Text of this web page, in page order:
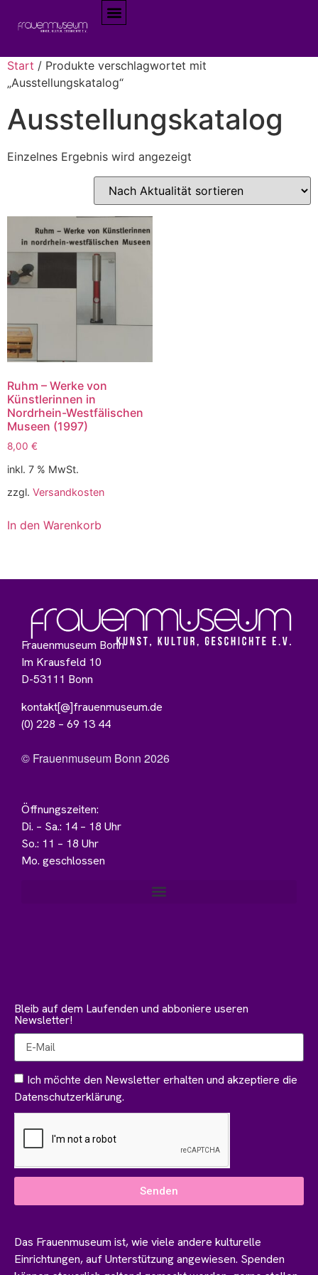
Start / Produkte verschlagwortet mit
„Ausstellungskatalog“
Ausstellungskatalog
Einzelnes Ergebnis wird angezeigt
Ruhm – Werke von
Künstlerinnen in
Nordrhein-Westfälischen
Museen (1997)
8,00 €
inkl. 7 % MwSt.
zzgl. Versandkosten
In den Warenkorb
Frauenmuseum Bonn
Im Krausfeld 10
D-53111 Bonn
kontakt[@]frauenmuseum.de
(0) 228 – 69 13 44
© Frauenmuseum Bonn 2026
Öffnungszeiten:
Di. – Sa.: 14 – 18 Uhr
So.: 11 – 18 Uhr
Mo. geschlossen
Bleib auf dem Laufenden und abboniere useren
Newsletter!
Ich möchte den Newsletter erhalten und akzeptiere die
Datenschutzerklärung.
Senden
Das Frauenmuseum ist, wie viele andere kulturelle
Einrichtungen, auf Unterstützung angewiesen. Spenden